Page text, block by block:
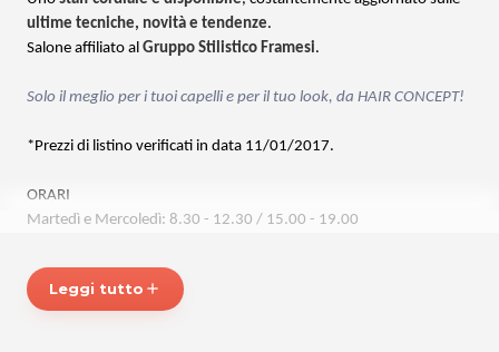
ultime tecniche, novità e tendenze.
Salone affiliato al Gruppo Stilistico Framesi.
Solo il meglio per i tuoi capelli e per il tuo look, da HAIR CONCEPT!
*Prezzi di listino verificati in data 11/01/2017.
ORARI
Martedì e Mercoledì: 8.30 - 12.30 / 15.00 - 19.00
Venerdì e Sabato: 8.30 - 18.00
Leggi tutto add